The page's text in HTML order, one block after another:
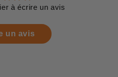
à écrire un avis
un avis